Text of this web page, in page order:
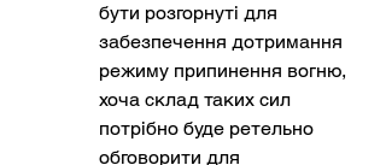
бути розгорнуті для
забезпечення дотримання
режиму припинення вогню,
хоча склад таких сил
потрібно буде ретельно
обговорити для